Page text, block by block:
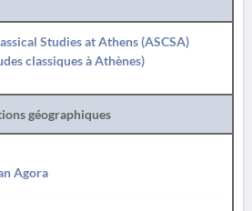
Studies at Athens (ASCSA)
classiques à Athènes)
géographiques
Agora